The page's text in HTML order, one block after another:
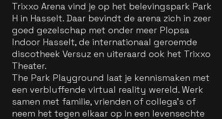
Trixxo Arena vind je op het belevingspark Park
H in Hasselt. Daar bevindt de arena zich in zeer
goed gezelschap met onder meer Plopsa
Indoor Hasselt, de internationaal geroemde
discotheek Versuz en uiteraard ook het Trixxo
Theater.
The Park Playground laat je kennismaken met
een verbluffende virtual reality wereld. Werk
samen met familie, vrienden of collega’s of
neem het tegen elkaar op in een levensechte